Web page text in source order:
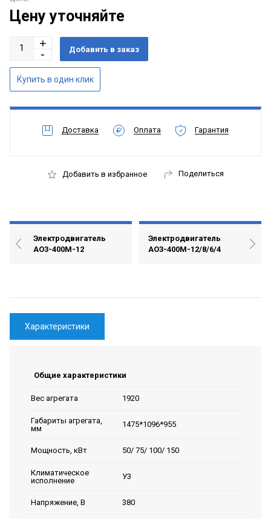
Цену уточняйте
Доставка Оплата Гарантия
Добавить в избранное Поделиться
Электродвигатель
АО3-400М-12
Электродвигатель
АО3-400М-12/8/6/4
Характеристики
Общие характеристики
Вес агрегата 1920
Габариты агрегата,
мм
1475*1096*955
Мощность, кВт 50/ 75/ 100/ 150
Климатическое
исполнение
У3
Напряжение, В 380